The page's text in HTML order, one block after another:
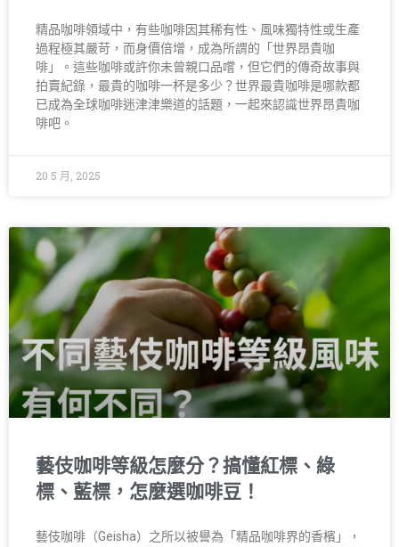
精品咖啡領域中，有些咖啡因其稀有性、風味獨特性或生產
過程極其嚴苛，而身價倍增，成為所謂的「世界昂貴咖
啡」。這些咖啡或許你未曾親口品嚐，但它們的傳奇故事與
拍賣紀錄，最貴的咖啡一杯是多少？世界最貴咖啡是哪款都
已成為全球咖啡迷津津樂道的話題，一起來認識世界昂貴咖
啡吧。
20 5 月, 2025
藝伎咖啡等級怎麼分？搞懂紅標、綠
標、藍標，怎麼選咖啡豆！
藝伎咖啡（Geisha）之所以被譽為「精品咖啡界的香檳」，